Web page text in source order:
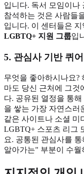
입니다. 독서 모임이나
참석하는 것은 사람들
입니다. 이 센터들은
LGBTQ+ 지원 그룹입
5. 관심사 기반 퀴
무엇을 좋아하시나요?
마도 당신 근처에 그것
다. 공유된 열정을 통
을 쌓는 가장 자연스러
같은 사이트나 소셜 미
LGBTQ+ 스포츠 리그
요. 공통된 관심사를
알아가는" 부분이 수월